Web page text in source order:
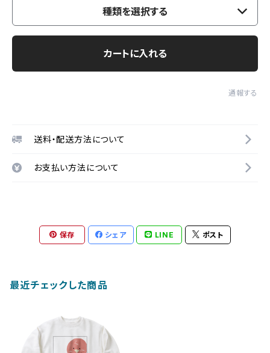
種類を選択する
カートに入れる
通報する
送料・配送方法について
お支払い方法について
保存 シェア LINE ポスト
最近チェックした商品